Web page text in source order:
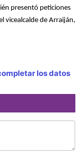
presentó peticiones
vicealcalde de Arraiján,
los datos